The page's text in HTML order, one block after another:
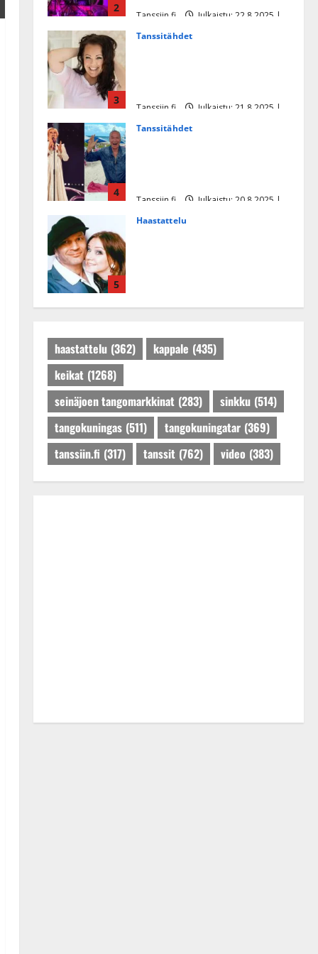
2
Tanssiin.fi
Julkaistu: 22.8.2025 |
3
Tanssitähdet
Tanssiin.fi
Julkaistu: 21.8.2025 |
4
Tanssitähdet
Tanssiin.fi
Julkaistu: 20.8.2025 |
5
Haastattelu
Tanssiin.fi
Julkaistu: 27.4.2025 |
haastattelu (362) kappale (435)
keikat (1268)
seinäjoen tangomarkkinat (283) sinkku (514)
tangokuningas (511) tangokuningatar (369)
tanssiin.fi (317) tanssit (762) video (383)